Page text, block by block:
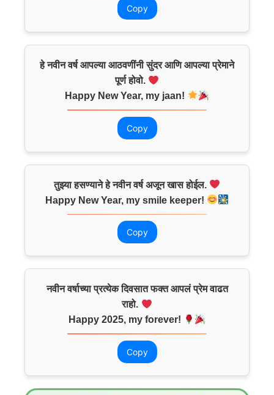
Copy
हे नवीन वर्ष आपल्या आठवणींनी सुंदर आणि आपल्या प्रेमाने
पूर्ण होवो.
Happy New Year, my jaan!
Copy
तुझ्या हसण्याने हे नवीन वर्ष अजून खास होईल.
Happy New Year, my smile keeper!
Copy
नवीन वर्षाच्या प्रत्येक दिवसात फक्त आपलं प्रेम वाढत
राहो.
Happy 2025, my forever!
Copy